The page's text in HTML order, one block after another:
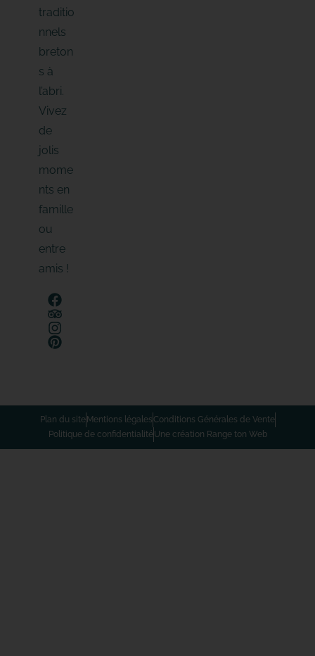
traditio
nnels
breton
s à
l’abri.
Vivez
de
jolis
mome
nts en
famille
ou
entre
amis !
Plan du siteMentions légales Conditions Générales de Vente
Politique de confidentialitéUne création Range ton Web